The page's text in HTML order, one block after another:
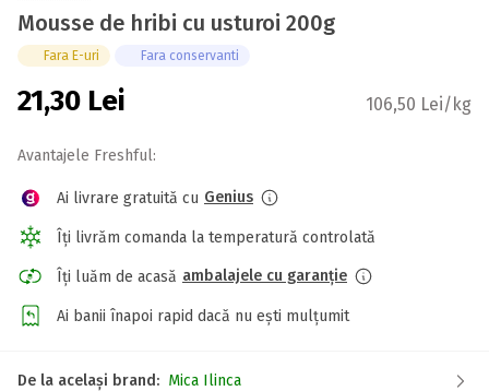
Mousse de hribi cu usturoi 200g
Fara E-uri Fara conservanti
21,30 Lei 106,50 Lei/kg
Avantajele Freshful:
Ai livrare gratuită cu Genius
Îți livrăm comanda la temperatură controlată
Îți luăm de acasă ambalajele cu garanție
Ai banii înapoi rapid dacă nu ești mulțumit
De la același brand: Mica Ilinca